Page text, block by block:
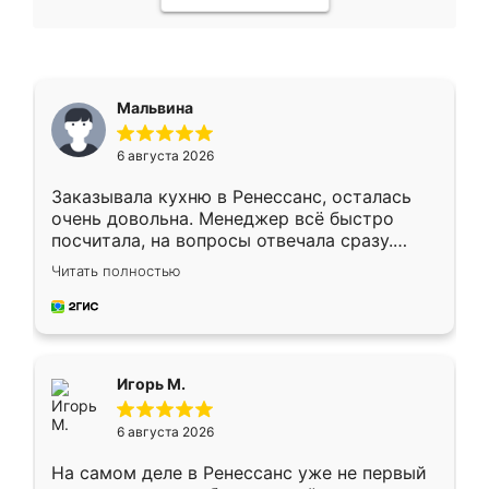
Мальвина
6 августа 2026
Заказывала кухню в Ренессанс, осталась
очень довольна. Менеджер всё быстро
посчитала, на вопросы отвечала сразу.
Замерщик приехал в субботу, подошёл к
делу со всей ответственностью. Собрали
за день, ребята работали аккуратно, даже
Читать полностью
Игорь М.
6 августа 2026
На самом деле в Ренессанс уже не первый